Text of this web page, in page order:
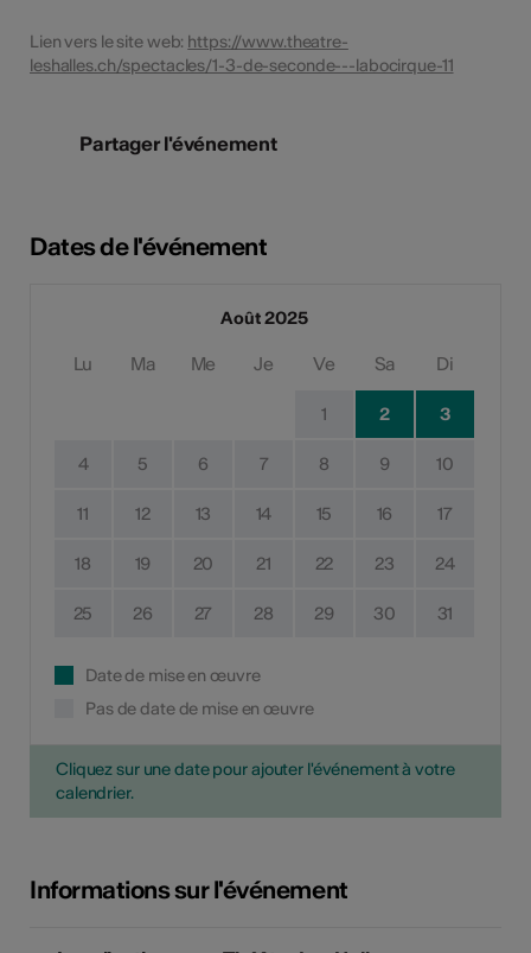
Lien vers le site web: https://www.theatre-
leshalles.ch/spectacles/1-3-de-seconde---labocirque-11
Partager l'événement
Dates de l'événement
Août 2025
Lu Ma Me Je Ve Sa Di
1 2 3
4 5 6 7 8 9 10
11 12 13 14 15 16 17
18 19 20 21 22 23 24
25 26 27 28 29 30 31
Date de mise en œuvre
Pas de date de mise en œuvre
Cliquez sur une date pour ajouter l'événement à votre
calendrier.
Informations sur l'événement